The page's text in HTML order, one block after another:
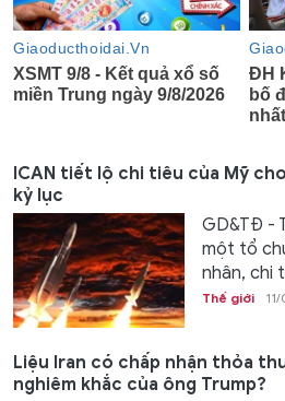
ICAN tiết lộ chi tiêu của Mỹ
kỷ lục
GD&TĐ -
một tổ
nhân, chi
Thế giới
Liệu Iran có chấp nhận thỏa
nghiêm khắc của ông Trump?